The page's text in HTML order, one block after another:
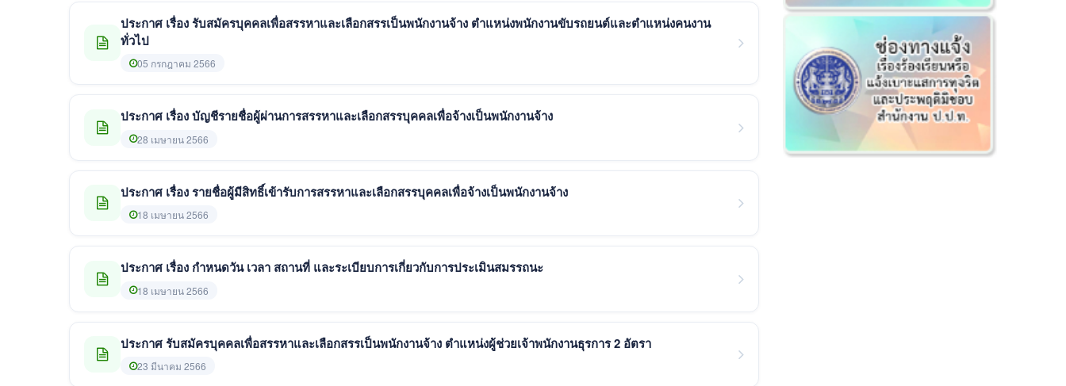
ประกาศ เรื่อง รับสมัครบุคคลเพื่อสรรหาและเลือกสรรเป็นพนักงานจ้าง ตำแหน่งพนักงานขับรถยนต์และตำแหน่งคนงาน
ทั่วไป
05 กรกฎาคม 2566
ประกาศ เรื่อง บัญชีรายชื่อผู้ผ่านการสรรหาและเลือกสรรบุคคลเพื่อจ้างเป็นพนักงานจ้าง
28 เมษายน 2566
ประกาศ เรื่อง รายชื่อผู้มีสิทธิ์เข้ารับการสรรหาและเลือกสรรบุคคลเพื่อจ้างเป็นพนักงานจ้าง
18 เมษายน 2566
ประกาศ เรื่อง กำหนดวัน เวลา สถานที่ และระเบียบการเกี่ยวกับการประเมินสมรรถนะ
18 เมษายน 2566
ประกาศ รับสมัครบุคคลเพื่อสรรหาและเลือกสรรเป็นพนักงานจ้าง ตำแหน่งผู้ช่วยเจ้าพนักงานธุรการ 2 อัตรา
23 มีนาคม 2566